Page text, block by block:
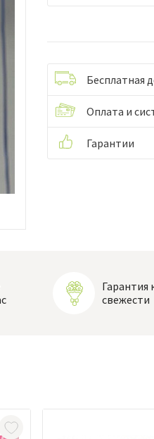
Бесплатная
Оплата и
Гарантии
Гарантия
свежести